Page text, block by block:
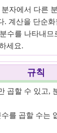
자에서 다른
. 계산을 단순화
수를 나타내므
세요.
규칙
곱할 수 있고,
를 곱할 수는